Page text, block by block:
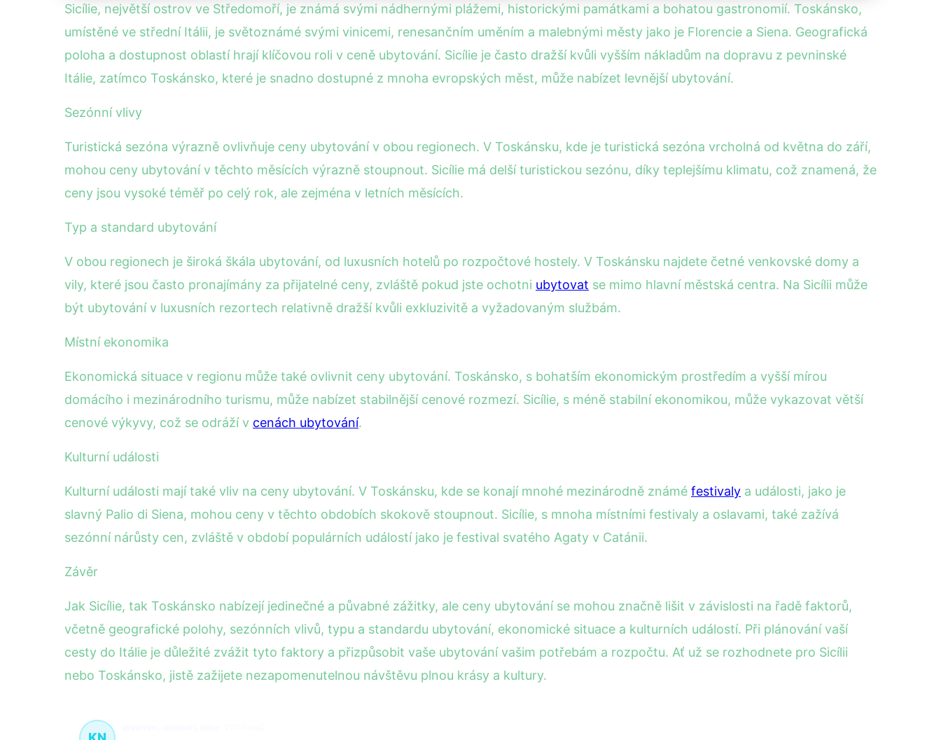
Sicílie, největší ostrov ve Středomoří, je známá svými nádhernými plážemi, historickými památkami a bohatou gastronomií. Toskánsko,
umístěné ve střední Itálii, je světoznámé svými vinicemi, renesančním uměním a malebnými městy jako je Florencie a Siena. Geografická
poloha a dostupnost oblastí hrají klíčovou roli v ceně ubytování. Sicílie je často dražší kvůli vyšším nákladům na dopravu z pevninské
Itálie, zatímco Toskánsko, které je snadno dostupné z mnoha evropských měst, může nabízet levnější ubytování.
Sezónní vlivy
Turistická sezóna výrazně ovlivňuje ceny ubytování v obou regionech. V Toskánsku, kde je turistická sezóna vrcholná od května do září,
mohou ceny ubytování v těchto měsících výrazně stoupnout. Sicílie má delší turistickou sezónu, díky teplejšímu klimatu, což znamená, že
ceny jsou vysoké téměř po celý rok, ale zejména v letních měsících.
Typ a standard ubytování
V obou regionech je široká škála ubytování, od luxusních hotelů po rozpočtové hostely. V Toskánsku najdete četné venkovské domy a
vily, které jsou často pronajímány za přijatelné ceny, zvláště pokud jste ochotni ubytovat se mimo hlavní městská centra. Na Sicílii může
být ubytování v luxusních rezortech relativně dražší kvůli exkluzivitě a vyžadovaným službám.
Místní ekonomika
Ekonomická situace v regionu může také ovlivnit ceny ubytování. Toskánsko, s bohatším ekonomickým prostředím a vyšší mírou
domácího i mezinárodního turismu, může nabízet stabilnější cenové rozmezí. Sicílie, s méně stabilní ekonomikou, může vykazovat větší
cenové výkyvy, což se odráží v cenách ubytování.
Kulturní události
Kulturní události mají také vliv na ceny ubytování. V Toskánsku, kde se konají mnohé mezinárodně známé festivaly a události, jako je
slavný Palio di Siena, mohou ceny v těchto obdobích skokově stoupnout. Sicílie, s mnoha místními festivaly a oslavami, také zažívá
sezónní nárůsty cen, zvláště v období populárních událostí jako je festival svatého Agaty v Catánii.
Závěr
Jak Sicílie, tak Toskánsko nabízejí jedinečné a půvabné zážitky, ale ceny ubytování se mohou značně lišit v závislosti na řadě faktorů,
včetně geografické polohy, sezónních vlivů, typu a standardu ubytování, ekonomické situace a kulturních událostí. Při plánování vaší
cesty do Itálie je důležité zvážit tyto faktory a přizpůsobit vaše ubytování vašim potřebám a rozpočtu. Ať už se rozhodnete pro Sicílii
nebo Toskánsko, jistě zažijete nezapomenutelnou návštěvu plnou krásy a kultury.